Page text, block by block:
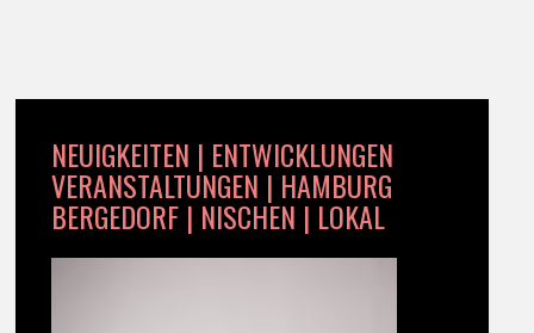
NEUIGKEITEN | ENTWICKLUNGEN
VERANSTALTUNGEN | HAMBURG
BERGEDORF | NISCHEN | LOKAL